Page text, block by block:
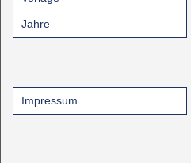
Jahre
Impressum